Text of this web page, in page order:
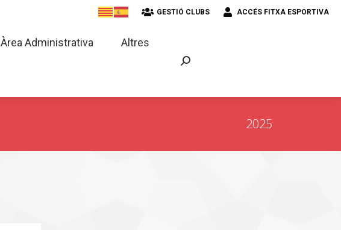
GESTIÓ CLUBS ACCÉS FITXA ESPORTIVA
Àrea Administrativa Altres
2025
Àrea Administrativa Altres